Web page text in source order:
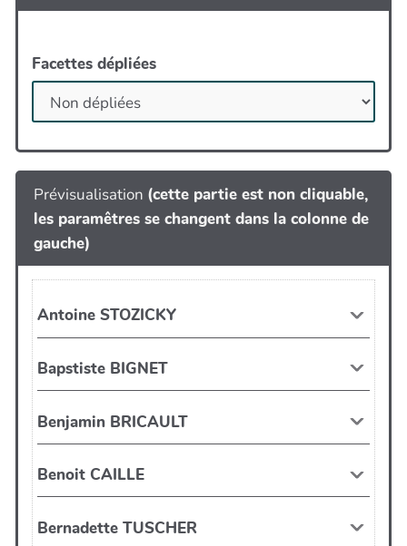
Facettes dépliées
Prévisualisation (cette partie est non cliquable,
les paramêtres se changent dans la colonne de
gauche)